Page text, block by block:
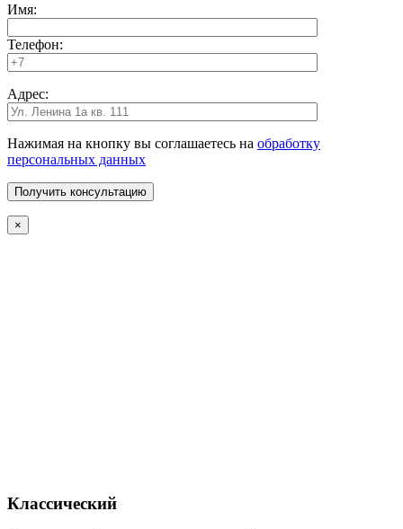
Имя:
Телефон:
Адрес:
Нажимая на кнопку вы соглашаетесь на обработку
персональных данных
×
Классический